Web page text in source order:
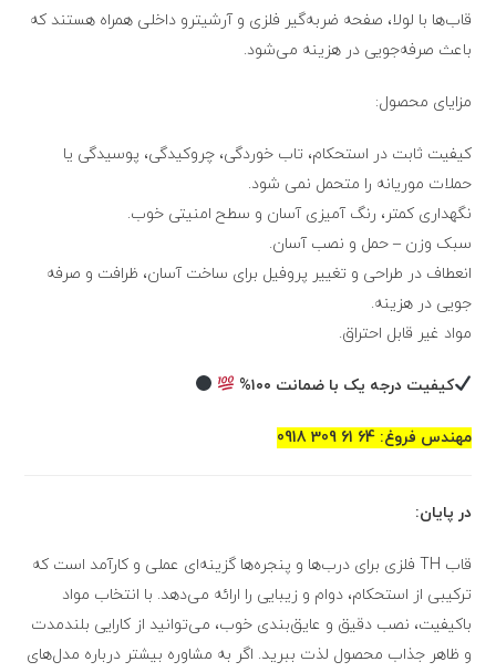
قاب‌ها با لولا، صفحه ضربه‌گیر فلزی و آرشیترو داخلی همراه هستند که
باعث صرفه‌جویی در هزینه می‌شود.
مزایای محصول:
کیفیت ثابت در استحکام، تاب خوردگی، چروکیدگی، پوسیدگی یا
حملات موریانه را متحمل نمی شود.
نگهداری کمتر، رنگ آمیزی آسان و سطح امنیتی خوب.
سبک وزن – حمل و نصب آسان.
انعطاف در طراحی و تغییر پروفیل برای ساخت آسان، ظرافت و صرفه
جویی در هزینه.
مواد غیر قابل احتراق.
کیفیت درجه یک با ضمانت ۱۰۰%
مهندس فروغ: 64 61 309 0918
در پایان:
قاب TH فلزی برای درب‌ها و پنجره‌ها گزینه‌ای عملی و کارآمد است که
ترکیبی از استحکام، دوام و زیبایی را ارائه می‌دهد. با انتخاب مواد
باکیفیت، نصب دقیق و عایق‌بندی خوب، می‌توانید از کارایی بلندمدت
و ظاهر جذاب محصول لذت ببرید. اگر به مشاوره بیشتر درباره مدل‌های